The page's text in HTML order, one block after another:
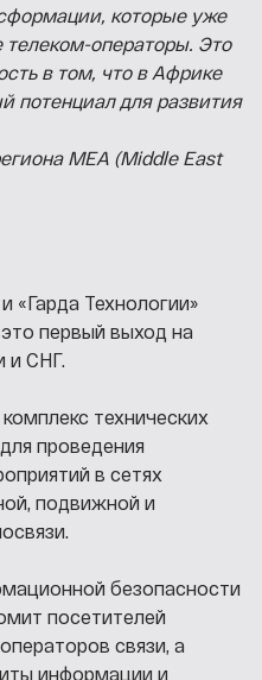
которые уже
операторы. Это
в том, что в Африке
потенциал для развития
МЕА (Middle East
Технологии»
первый выход на
и СНГ.
технических
проведения
в сетях
подвижной и
безопасности
посетителей
связи, а
информации и